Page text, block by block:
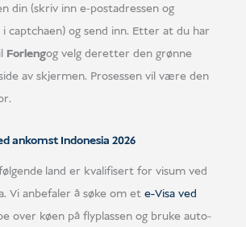
din (skriv inn e-postadressen og
i captchaen) og send inn. Etter at du har
Forlengog velg deretter den grønne
av skjermen. Prosessen vil være den
ankomst Indonesia 2026
land er kvalifisert for visum ved
Vi anbefaler å søke om ete-Visa ved
over køen på flyplassen og bruke auto-